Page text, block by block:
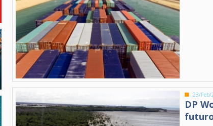
23/Feb/
DP